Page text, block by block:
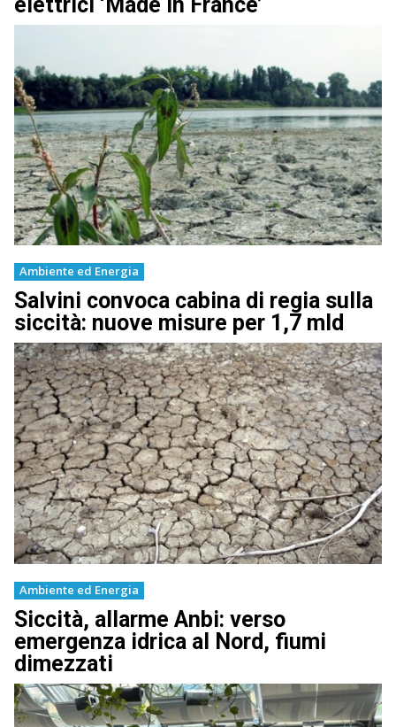
Ambiente ed Energia
Salvini convoca cabina di regia sulla
siccità: nuove misure per 1,7 mld
Ambiente ed Energia
Siccità, allarme Anbi: verso
emergenza idrica al Nord, fiumi
dimezzati